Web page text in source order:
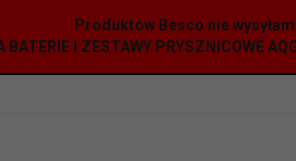
Produktów Besco nie
BATERIE I ZESTAWY PRYSZNICOWE